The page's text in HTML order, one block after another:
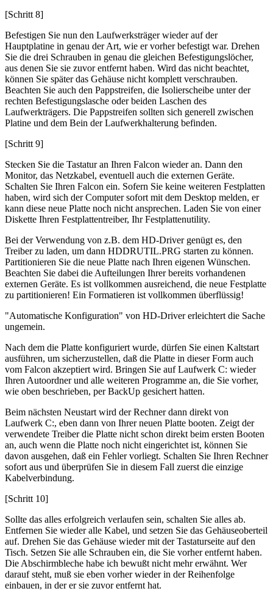
[Schritt 8]
Befestigen Sie nun den Laufwerksträger wieder auf der
Hauptplatine in genau der Art, wie er vorher befestigt war. Drehen
Sie die drei Schrauben in genau die gleichen Befestigungslöcher,
aus denen Sie sie zuvor entfernt haben. Wird das nicht beachtet,
können Sie später das Gehäuse nicht komplett verschrauben.
Beachten Sie auch den Pappstreifen, die Isolierscheibe unter der
rechten Befestigungslasche oder beiden Laschen des
Laufwerkträgers. Die Pappstreifen sollten sich generell zwischen
Platine und dem Bein der Laufwerkhalterung befinden.
[Schritt 9]
Stecken Sie die Tastatur an Ihren Falcon wieder an. Dann den
Monitor, das Netzkabel, eventuell auch die externen Geräte.
Schalten Sie Ihren Falcon ein. Sofern Sie keine weiteren Festplatten
haben, wird sich der Computer sofort mit dem Desktop melden, er
kann diese neue Platte noch nicht ansprechen. Laden Sie von einer
Diskette Ihren Festplattentreiber, Ihr Festplattenutility.
Bei der Verwendung von z.B. dem HD-Driver genügt es, den
Treiber zu laden, um dann HDDRUTIL.PRG starten zu können.
Partitionieren Sie die neue Platte nach Ihren eigenen Wünschen.
Beachten Sie dabei die Aufteilungen Ihrer bereits vorhandenen
externen Geräte. Es ist vollkommen ausreichend, die neue Festplatte
zu partitionieren! Ein Formatieren ist vollkommen überflüssig!
"Automatische Konfiguration" von HD-Driver erleichtert die Sache
ungemein.
Nach dem die Platte konfiguriert wurde, dürfen Sie einen Kaltstart
ausführen, um sicherzustellen, daß die Platte in dieser Form auch
vom Falcon akzeptiert wird. Bringen Sie auf Laufwerk C: wieder
Ihren Autoordner und alle weiteren Programme an, die Sie vorher,
wie oben beschrieben, per BackUp gesichert hatten.
Beim nächsten Neustart wird der Rechner dann direkt von
Laufwerk C:, eben dann von Ihrer neuen Platte booten. Zeigt der
verwendete Treiber die Platte nicht schon direkt beim ersten Booten
an, auch wenn die Platte noch nicht eingerichtet ist, können Sie
davon ausgehen, daß ein Fehler vorliegt. Schalten Sie Ihren Rechner
sofort aus und überprüfen Sie in diesem Fall zuerst die einzige
Kabelverbindung.
[Schritt 10]
Sollte das alles erfolgreich verlaufen sein, schalten Sie alles ab.
Entfernen Sie wieder alle Kabel, und setzen Sie das Gehäuseoberteil
auf. Drehen Sie das Gehäuse wieder mit der Tastaturseite auf den
Tisch. Setzen Sie alle Schrauben ein, die Sie vorher entfernt haben.
Die Abschirmbleche habe ich bewußt nicht mehr erwähnt. Wer
darauf steht, muß sie eben vorher wieder in der Reihenfolge
einbauen, in der er sie zuvor entfernt hat.